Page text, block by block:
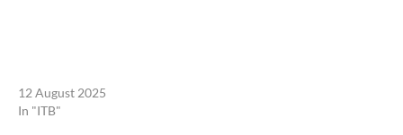
12 August 2025
In "ITB"